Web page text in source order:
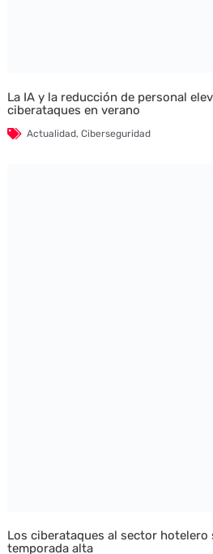
La IA y la reducción de personal
ciberataques en verano
Actualidad, Ciberseguridad
Los ciberataques al sector
temporada alta